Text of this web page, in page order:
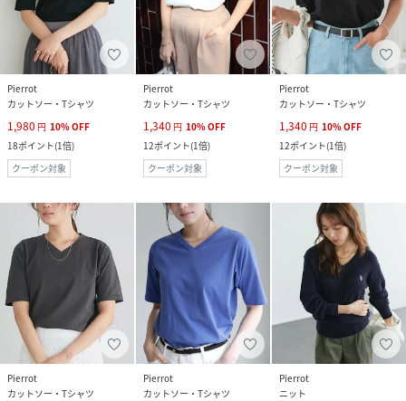
Pierrot
カットソー・Tシャツ
1,980 円 10%OFF
18ポイント(1倍)
クーポン対象
Pierrot
カットソー・Tシャツ
1,340 円 10%OFF
12ポイント(1倍)
クーポン対象
Pierrot
カットソー・Tシャツ
1,340 円 10%OFF
12ポイント(1倍)
クーポン対象
Pierrot
カットソー・Tシャツ
Pierrot
カットソー・Tシャツ
Pierrot
ニット